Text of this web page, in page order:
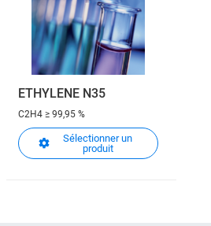
ETHYLENE N35
C2H4 ≥ 99,95 %
Sélectionner un
produit